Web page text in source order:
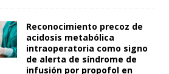
Reconocimiento precoz de
acidosis metabólica
intraoperatoria como signo
de alerta de síndrome de
infusión por propofol en